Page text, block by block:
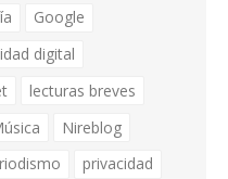
Google
digital
lecturas breves
Nireblog
privacidad